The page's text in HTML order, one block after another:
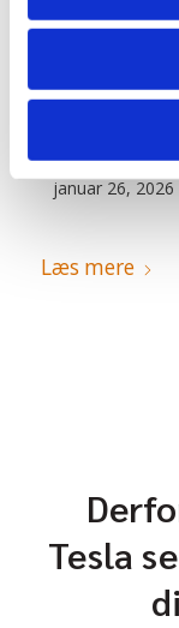
Sådan
januar 26, 2026
Læs mere
Tesla